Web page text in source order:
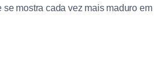
mostra cada vez mais maduro em